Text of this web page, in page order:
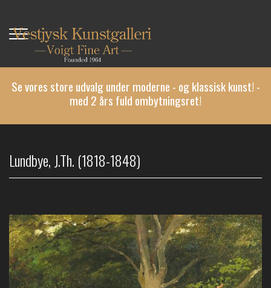
hovedindhold
Se vores store udvalg under moderne - og klassisk kunst! -
med 2 års fuld ombytningsret!
Lundbye, J.Th. (1818-1848)